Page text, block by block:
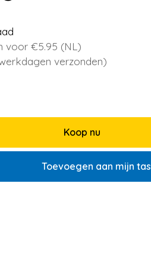
voor €5.95 (NL)
verzonden)
Koop nu
Toevoegen aan mijn tas